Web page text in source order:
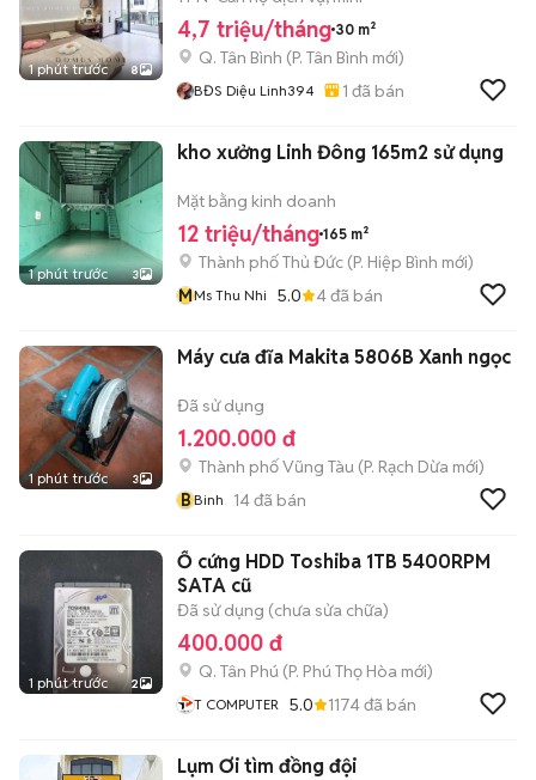
1 phút trước 8
4,7 triệu/tháng 30 m²
Q. Tân Bình (P. Tân Bình mới)
BĐS Diệu Linh394 1 đã bán
1 phút trước 3
kho xưởng Linh Đông 165m2 sử dụng
Mặt bằng kinh doanh
12 triệu/tháng 165 m²
Thành phố Thủ Đức (P. Hiệp Bình mới)
MMs Thu Nhi 5.0 4đã bán
1 phút trước 3
Máy cưa đĩa Makita 5806B Xanh ngọc
Đã sử dụng
1.200.000 đ
Thành phố Vũng Tàu (P. Rạch Dừa mới)
BBinh 14đã bán
1 phút trước 2
Ổ cứng HDD Toshiba 1TB 5400RPM
SATA cũ
Đã sử dụng (chưa sửa chữa)
400.000 đ
Q. Tân Phú (P. Phú Thọ Hòa mới)
T COMPUTER 5.0 1174đã bán
Lụm Ơi tìm đồng đội